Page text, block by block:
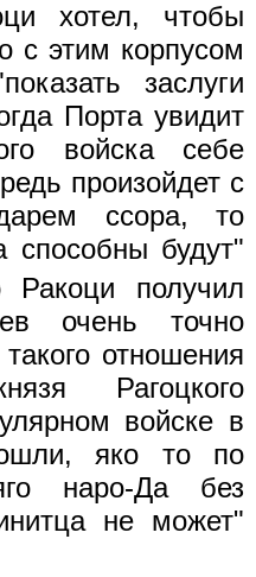
хотел, чтобы
с этим корпусом
заслуги
Порта увидит
войска себе
произойдет с
ссора, то
способны будут"
получил
очень точно
отношения
Рагоцкого
войске в
яко то по
наро-Да без
не может"